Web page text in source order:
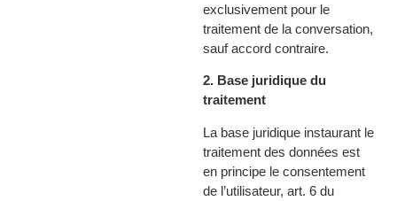
exclusivement pour le
traitement de la conversation,
sauf accord contraire.
2. Base juridique du
traitement
La base juridique instaurant le
traitement des données est
en principe le consentement
de l’utilisateur, art. 6 du